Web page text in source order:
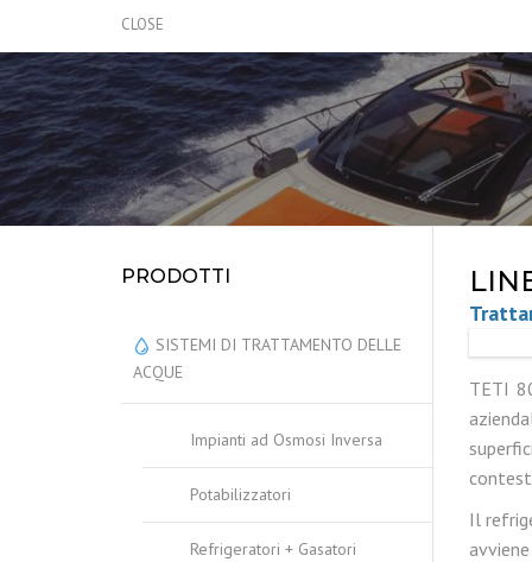
CLOSE
PRODOTTI
SISTEMI DI TRATTAMENTO DELLE
ACQUE
Impianti ad Osmosi Inversa
Potabilizzatori
Refrigeratori + Gasatori
TETI
Il